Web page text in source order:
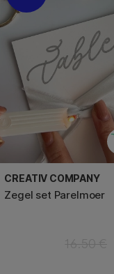
CREATIV COMPANY
Zegel set Parelmoer